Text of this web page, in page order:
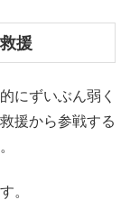
援
にずいぶん弱く
援から参戦する
。